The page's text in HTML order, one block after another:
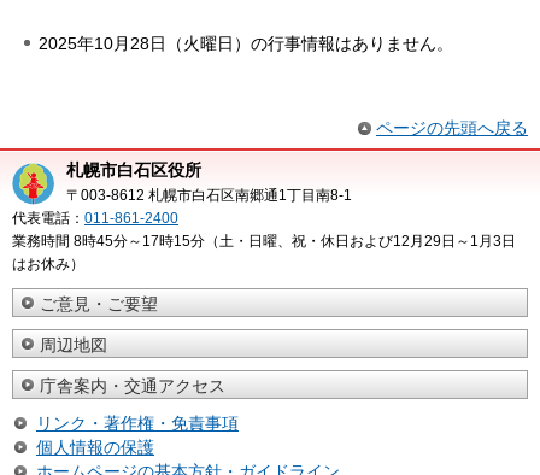
2025年10月28日（火曜日）の行事情報はありません。
ページの先頭へ戻る
札幌市白石区役所
〒003-8612 札幌市白石区南郷通1丁目南8-1
代表電話： 011-861-2400
業務時間 8時45分～17時15分（土・日曜、祝・休日および12月29日～1月3日
はお休み）
ご意見・ご要望
周辺地図
庁舎案内・交通アクセス
リンク・著作権・免責事項
個人情報の保護